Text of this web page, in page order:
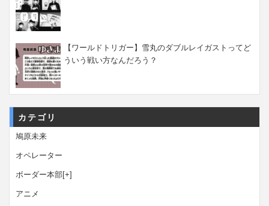
【ワールドトリガー】雪丸のダブルレイガストってど
ういう戦い方なんだろう？
カテゴリ
鳩原未来
オペレーター
ボーダー本部[+]
アニメ